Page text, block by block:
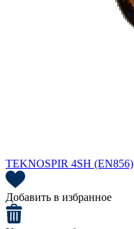
TEKNOSPIR 4SH (EN856)
Добавить в избранное